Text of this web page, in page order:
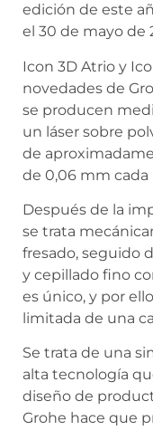
edición de este
el 30 de mayo de
Icon 3D Atrio y
novedades de
se producen
un láser sobre
de
de 0,06 mm cada
Después de la
se trata
fresado, seguido
y cepillado fino
es único, y por
limitada de una
Se trata de una
alta tecnología
diseño de
Grohe hace que